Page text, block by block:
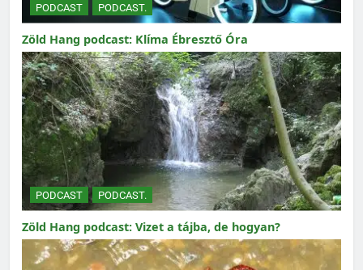
PODCAST PODCAST.
Zöld Hang podcast: Klíma Ébresztő Óra
PODCAST PODCAST.
Zöld Hang podcast: Vizet a tájba, de hogyan?